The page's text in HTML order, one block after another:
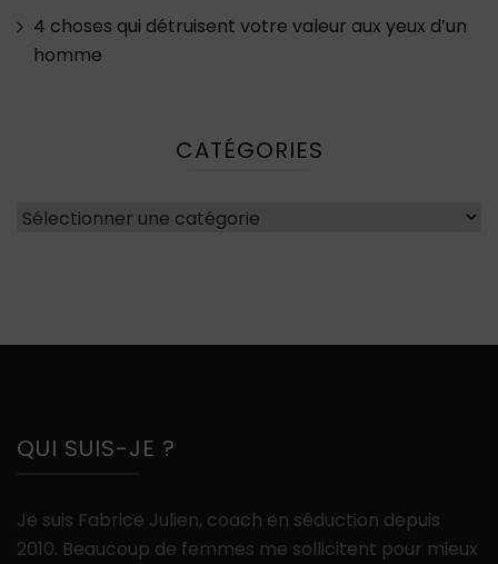
4 choses qui détruisent votre valeur aux yeux d’un
homme
CATÉGORIES
Catégories
QUI SUIS-JE ?
Je suis Fabrice Julien, coach en séduction depuis
2010. Beaucoup de femmes me sollicitent pour mieux